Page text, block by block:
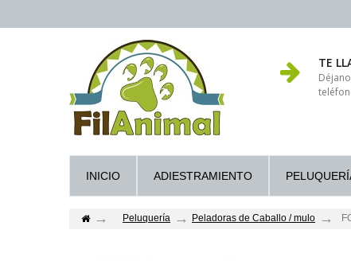
TE
INICIO ADIESTRAMIENTO
Peluquería Peladoras de Caballo / mulo